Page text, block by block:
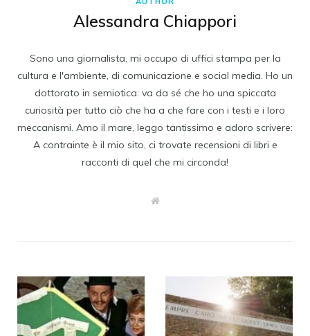
Alessandra Chiappori
Sono una giornalista, mi occupo di uffici stampa per la
cultura e l'ambiente, di comunicazione e social media. Ho un
dottorato in semiotica: va da sé che ho una spiccata
curiosità per tutto ciò che ha a che fare con i testi e i loro
meccanismi. Amo il mare, leggo tantissimo e adoro scrivere:
A contrainte è il mio sito, ci trovate recensioni di libri e
racconti di quel che mi circonda!
W